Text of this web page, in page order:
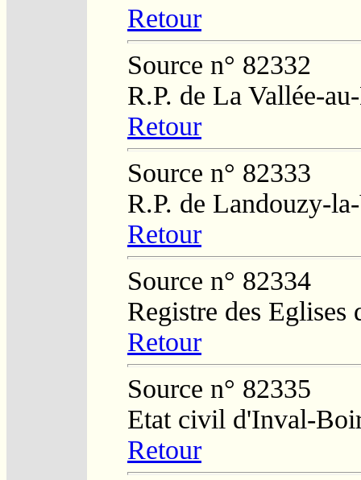
Retour
Source n° 82332
R.P. de La Vallée-
Retour
Source n° 82333
R.P. de Landouzy-
Retour
Source n° 82334
Registre des Eglises
Retour
Source n° 82335
Etat civil d'Inval-
Retour